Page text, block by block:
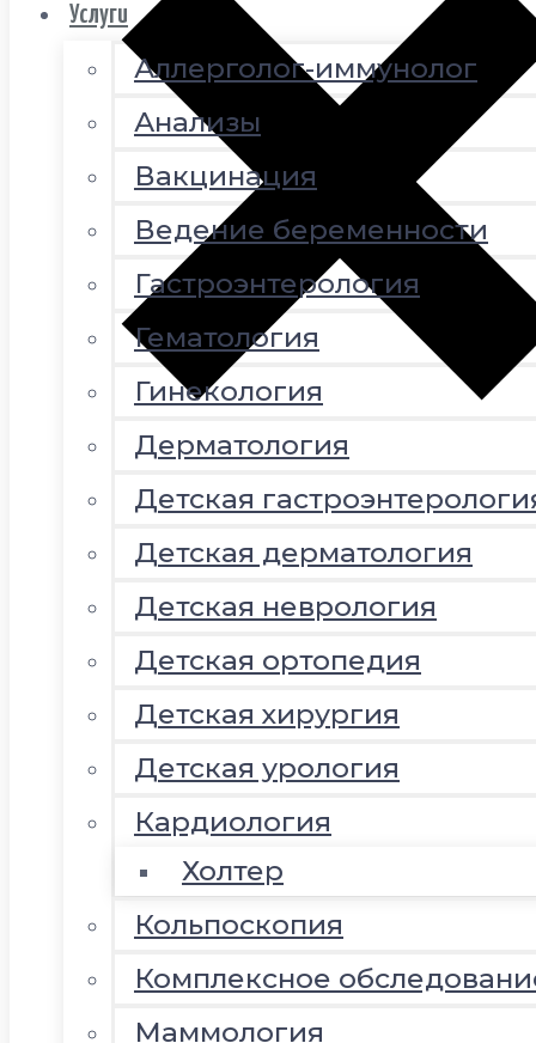
Услуги
Аллерголог-иммунолог
Анализы
Вакцинация
Ведение беременности
Гастроэнтерология
Гематология
Гинекология
Дерматология
Детская
Детская дерматология
Детская неврология
Детская ортопедия
Детская хирургия
Детская урология
Кардиология
Холтер
Кольпоскопия
Комплексное
Маммология